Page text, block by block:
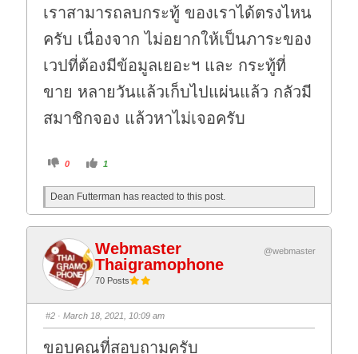
เราสามารถลบกระทู้ ของเราได้ตรงไหน
ครับ เนื่องจาก ไม่อยากให้เป็นภาระของ
เวปที่ต้องมีข้อมูลเยอะฯ และ กระทู้ที่
ขาย หลายวันแล้วเก็บไปแผ่นแล้ว กลัวมี
สมาชิกจอง แล้วหาไม่เจอครับ
C
c
k
o
h
u
m
b
s
d
o
w
.
0
C
c
k
o
u
m
u
.
1
Dean Futterman has reacted to this post.
Webmaster
Thaigramophone
@webmaster
70 Posts
#2 · March 18, 2021, 10:09 am
ขอบคุณที่สอบถามครับ